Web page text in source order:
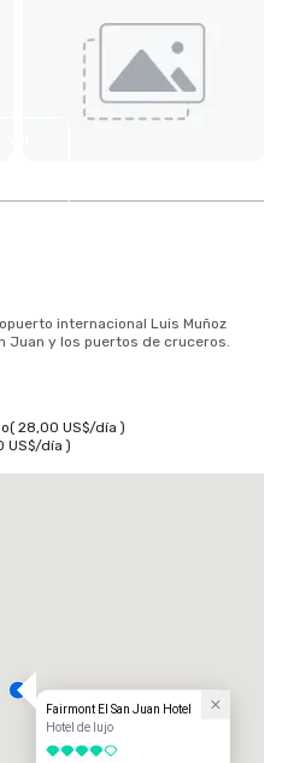
internacional Luis Muñoz
Juan y los puertos de cruceros.
( 28,00 US$/día )
US$/día )
Fairmont El San Juan Hotel
Hotel de lujo
4 de 5